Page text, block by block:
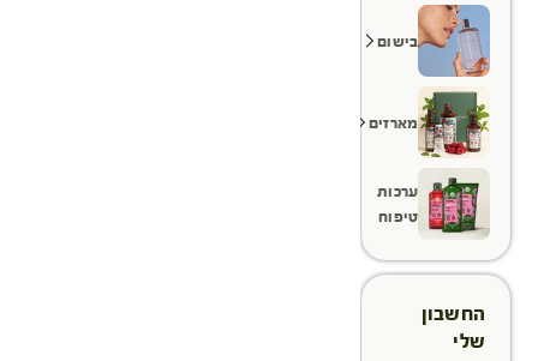
בישום
מארזים
ערכות
טיפוח
החשבון
שלי